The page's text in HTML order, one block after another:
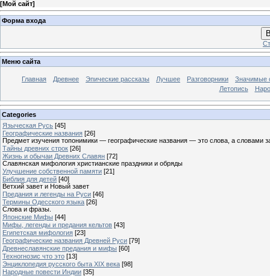
[Мой сайт]
Форма входа
Меню сайта
Главная Древнее Эпические рассказы Лучшее Разговорники
Значимые
Летопись
Categories
Языческая Русь [45]
Географические названия [26]
Предмет изучения топонимики — географические названия — это слова, а словами
Тайны древних строк [26]
Жизнь и обычаи Древних Славян [72]
Славянская мифология христианские праздники и обряды
Улучшение собственной памяти [21]
Библия для детей [40]
Ветхий завет и Новый завет
Предания и легенды на Руси [46]
Термины Одесского языка [26]
Слова и фразы.
Японские Мифы [44]
Мифы, легенды и предания кельтов [43]
Египетская мифология [23]
Географические названия Древней Руси [79]
Древнеславянские предания и мифы [60]
Техногнозис что это [13]
Энциклопедия русского быта XIX века [98]
Народные повести Индии [35]